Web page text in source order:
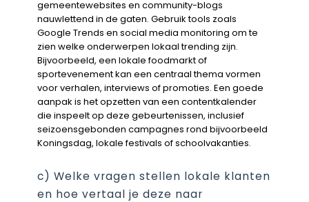
gemeentewebsites en community-blogs
nauwlettend in de gaten. Gebruik tools zoals
Google Trends en social media monitoring om te
zien welke onderwerpen lokaal trending zijn.
Bijvoorbeeld, een lokale foodmarkt of
sportevenement kan een centraal thema vormen
voor verhalen, interviews of promoties. Een goede
aanpak is het opzetten van een contentkalender
die inspeelt op deze gebeurtenissen, inclusief
seizoensgebonden campagnes rond bijvoorbeeld
Koningsdag, lokale festivals of schoolvakanties.
c) Welke vragen stellen lokale klanten
en hoe vertaal je deze naar